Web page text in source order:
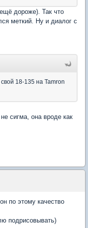
дороже). Так что
меткий. Ну и диалог с
18-135 на Tamron
сигма, она вроде как
по этому качество
подрисовывать)